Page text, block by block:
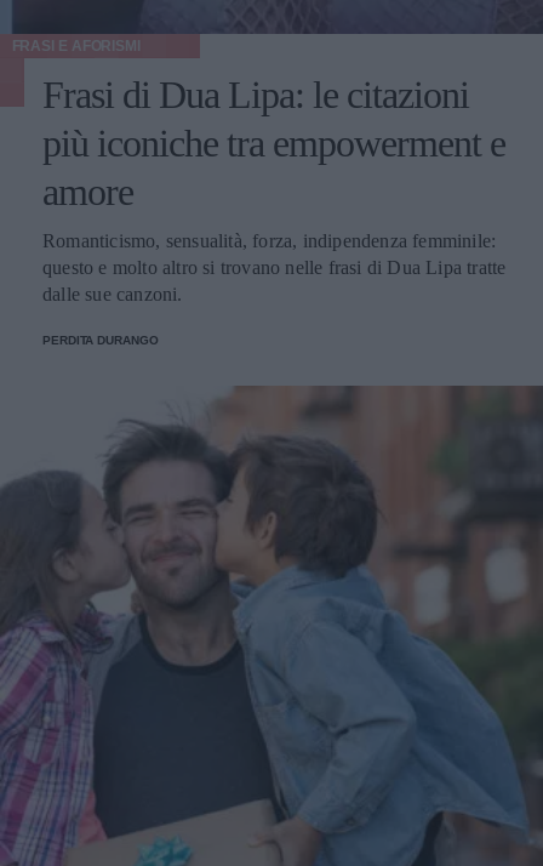
FRASI E AFORISMI
Frasi di Dua Lipa: le citazioni
più iconiche tra empowerment e
amore
Romanticismo, sensualità, forza, indipendenza femminile:
questo e molto altro si trovano nelle frasi di Dua Lipa tratte
dalle sue canzoni.
PERDITA DURANGO